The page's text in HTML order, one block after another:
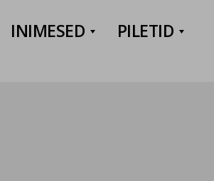
sulge rippmenüü
INIMESED Ava/sulge
PILETID